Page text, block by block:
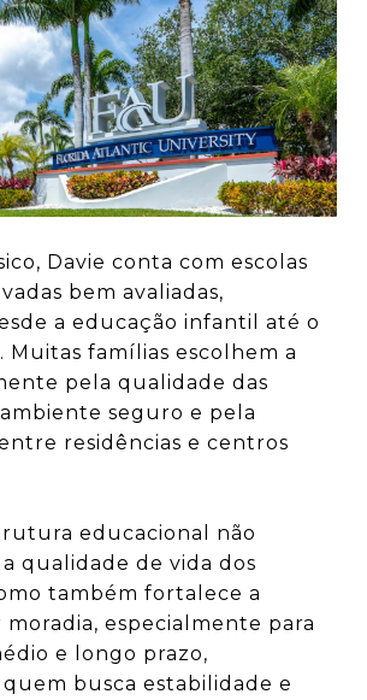
Davie conta com escolas
bem avaliadas,
a educação infantil até o
Muitas famílias escolhem a
pela qualidade das
seguro e pela
residências e centros
educacional não
qualidade de vida dos
também fortalece a
especialmente para
e longo prazo,
busca estabilidade e